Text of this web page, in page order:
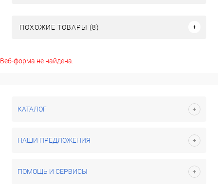
ПОХОЖИЕ ТОВАРЫ (8)
Веб-форма не найдена.
КАТАЛОГ
НАШИ ПРЕДЛОЖЕНИЯ
ПОМОЩЬ И СЕРВИСЫ